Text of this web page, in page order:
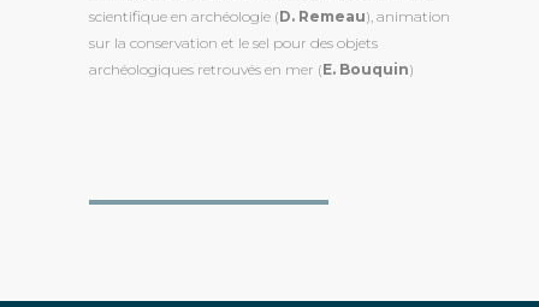
scientifique en archéologie (D. Remeau), animation
sur la conservation et le sel pour des objets
archéologiques retrouvés en mer (E. Bouquin)